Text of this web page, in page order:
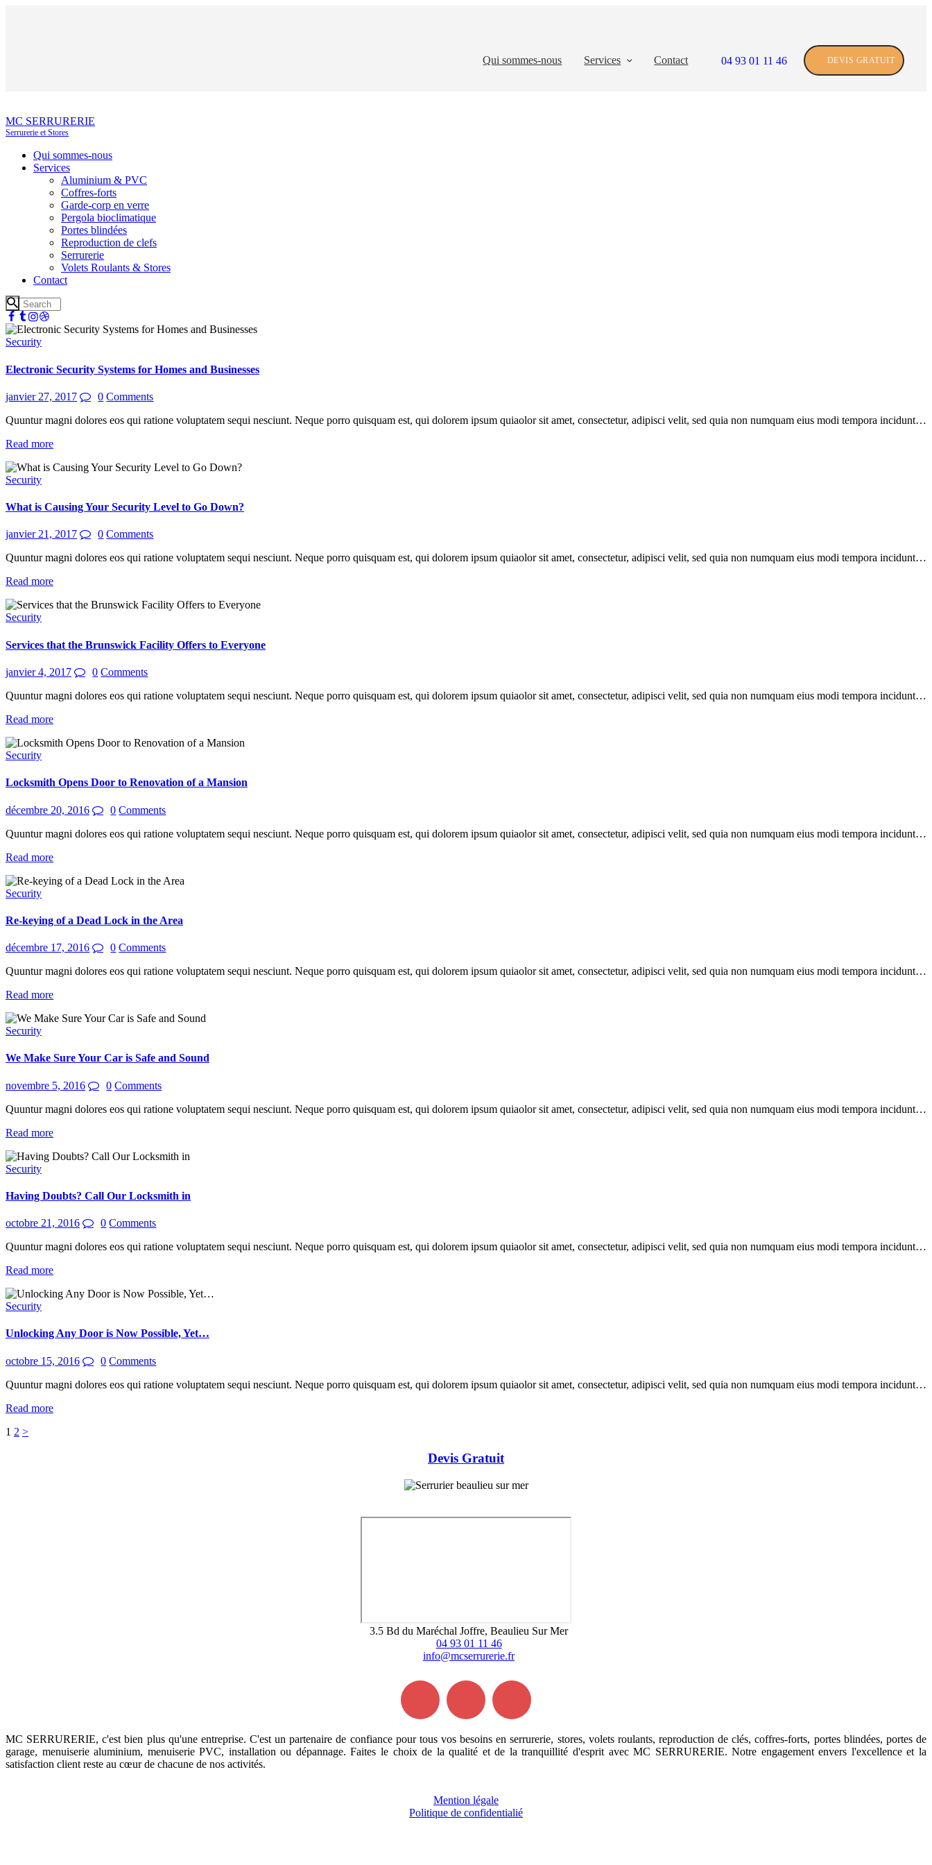
Qui sommes-nous Services Contact 04 93 01 11 46 DEVIS GRATUIT
MC SERRURERIE
Serrurerie et Stores
Qui sommes-nous
Services
Aluminium & PVC
Coffres-forts
Garde-corp en verre
Pergola bioclimatique
Portes blindées
Reproduction de clefs
Serrurerie
Volets Roulants & Stores
Contact
Security
Electronic Security Systems for Homes and Businesses
janvier 27, 2017 0 Comments
Quuntur magni dolores eos qui ratione voluptatem sequi nesciunt. Neque porro quisquam est, qui dolorem ipsum quiaolor sit amet, consectetur, adipisci velit, sed quia non numquam eius modi tempora incidunt…
Read more
Security
What is Causing Your Security Level to Go Down?
janvier 21, 2017 0 Comments
Quuntur magni dolores eos qui ratione voluptatem sequi nesciunt. Neque porro quisquam est, qui dolorem ipsum quiaolor sit amet, consectetur, adipisci velit, sed quia non numquam eius modi tempora incidunt…
Read more
Security
Services that the Brunswick Facility Offers to Everyone
janvier 4, 2017 0 Comments
Quuntur magni dolores eos qui ratione voluptatem sequi nesciunt. Neque porro quisquam est, qui dolorem ipsum quiaolor sit amet, consectetur, adipisci velit, sed quia non numquam eius modi tempora incidunt…
Read more
Security
Locksmith Opens Door to Renovation of a Mansion
décembre 20, 2016 0 Comments
Quuntur magni dolores eos qui ratione voluptatem sequi nesciunt. Neque porro quisquam est, qui dolorem ipsum quiaolor sit amet, consectetur, adipisci velit, sed quia non numquam eius modi tempora incidunt…
Read more
Security
Re-keying of a Dead Lock in the Area
décembre 17, 2016 0 Comments
Quuntur magni dolores eos qui ratione voluptatem sequi nesciunt. Neque porro quisquam est, qui dolorem ipsum quiaolor sit amet, consectetur, adipisci velit, sed quia non numquam eius modi tempora incidunt…
Read more
Security
We Make Sure Your Car is Safe and Sound
novembre 5, 2016 0 Comments
Quuntur magni dolores eos qui ratione voluptatem sequi nesciunt. Neque porro quisquam est, qui dolorem ipsum quiaolor sit amet, consectetur, adipisci velit, sed quia non numquam eius modi tempora incidunt…
Read more
Security
Having Doubts? Call Our Locksmith in
octobre 21, 2016 0 Comments
Quuntur magni dolores eos qui ratione voluptatem sequi nesciunt. Neque porro quisquam est, qui dolorem ipsum quiaolor sit amet, consectetur, adipisci velit, sed quia non numquam eius modi tempora incidunt…
Read more
Security
Unlocking Any Door is Now Possible, Yet…
octobre 15, 2016 0 Comments
Quuntur magni dolores eos qui ratione voluptatem sequi nesciunt. Neque porro quisquam est, qui dolorem ipsum quiaolor sit amet, consectetur, adipisci velit, sed quia non numquam eius modi tempora incidunt…
Read more
Pagination
Page
1 Page
2 >
Devis Gratuit
3.5 Bd du Maréchal Joffre, Beaulieu Sur Mer
04 93 01 11 46
info@mcserrurerie.fr
MC SERRURERIE, c'est bien plus qu'une entreprise. C'est un partenaire de confiance pour tous vos besoins en serrurerie, stores, volets roulants, reproduction de clés, coffres-forts, portes blindées, portes de
garage, menuiserie aluminium, menuiserie PVC, installation ou dépannage. Faites le choix de la qualité et de la tranquillité d'esprit avec MC SERRURERIE. Notre engagement envers l'excellence et la
satisfaction client reste au cœur de chacune de nos activités.
Mention légale
Politique de confidentialié